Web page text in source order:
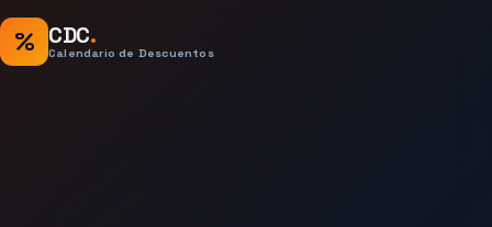
% CDC.
Calendario de Descuentos